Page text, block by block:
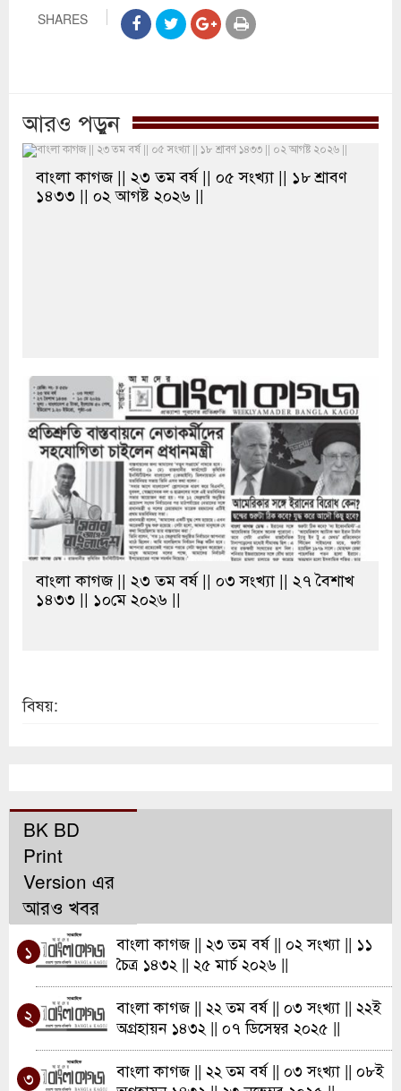
SHARES
আরও পড়ুন
বাংলা কাগজ || ২৩ তম বর্ষ || ০৫ সংখ্যা || ১৮ শ্রাবণ
১৪৩৩ || ০২ আগষ্ট ২০২৬ ||
বাংলা কাগজ || ২৩ তম বর্ষ || ০৩ সংখ্যা || ২৭ বৈশাখ
১৪৩৩ || ১০মে ২০২৬ ||
বিষয়:
BK BD
Print
Version এর
আরও খবর
১
বাংলা কাগজ || ২৩ তম বর্ষ || ০২ সংখ্যা || ১১
চৈত্র ১৪৩২ || ২৫ মার্চ ২০২৬ ||
২
বাংলা কাগজ || ২২ তম বর্ষ || ০৩ সংখ্যা || ২২ই
অগ্রহায়ন ১৪৩২ || ০৭ ডিসেম্বর ২০২৫ ||
৩
বাংলা কাগজ || ২২ তম বর্ষ || ০৩ সংখ্যা || ০৮ই